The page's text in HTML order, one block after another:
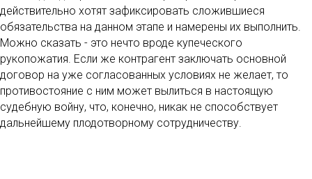
действительно хотят зафиксировать сложившиеся
обязательства на данном этапе и намерены их выполнить.
Можно сказать - это нечто вроде купеческого
рукопожатия. Если же контрагент заключать основной
договор на уже согласованных условиях не желает, то
противостояние с ним может вылиться в настоящую
судебную войну, что, конечно, никак не способствует
дальнейшему плодотворному сотрудничеству.